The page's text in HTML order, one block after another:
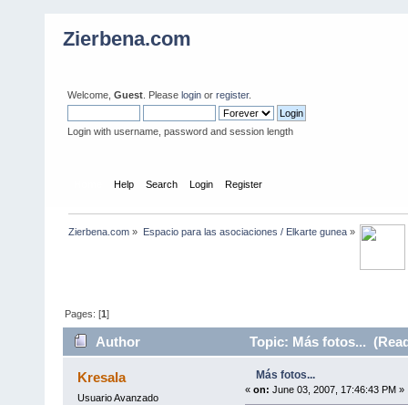
Zierbena.com
Welcome, Guest . Please login or register.
Login with username, password and session length
Help Search Login Register
Zierbena.com » Espacio para las asociaciones / Elkarte gunea»
Pages: [1]
Author Topic: Más fotos...
Kresala
Usuario Avanzado
Más fotos...
« on: June 03, 2007, 17:46:43 PM »